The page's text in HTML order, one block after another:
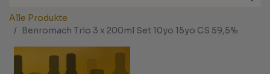
Alle Produkte
Benromach Trio 3 x 200ml Set 10yo 15yo CS 59,5%